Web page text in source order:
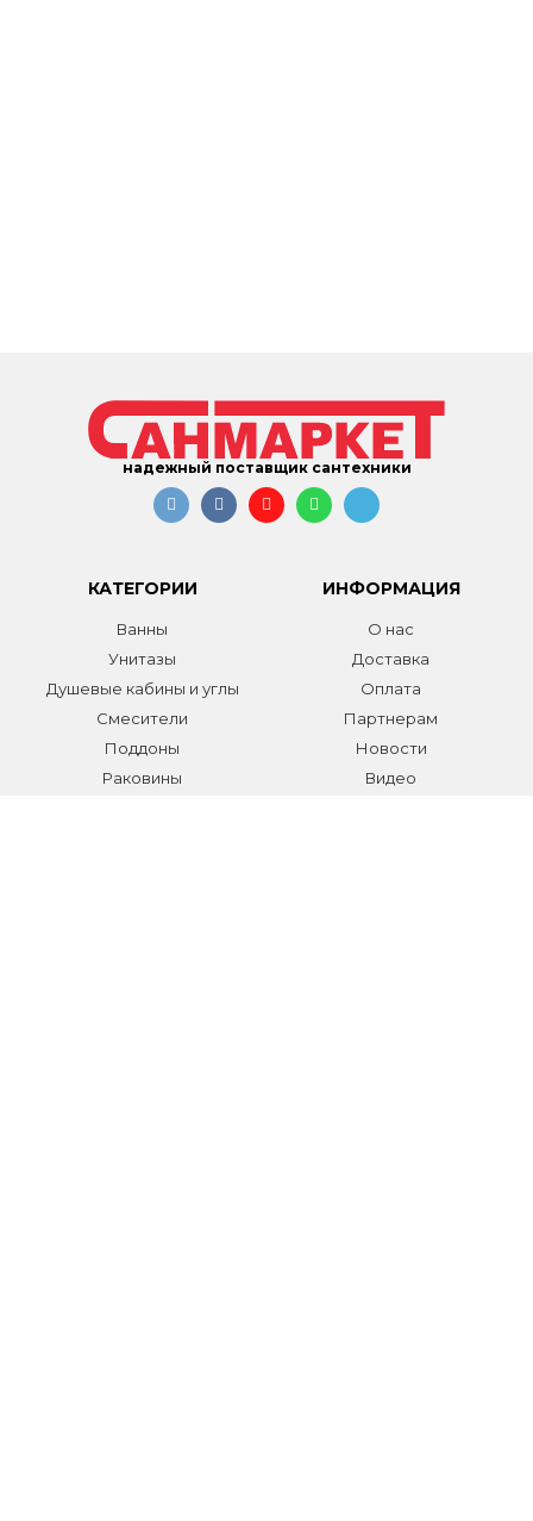
надежный поставщик сантехники
КАТЕГОРИИ
Ванны
Унитазы
Душевые кабины и углы
Смесители
Поддоны
Раковины
ИНФОРМАЦИЯ
О нас
Доставка
Оплата
Партнерам
Новости
Видео